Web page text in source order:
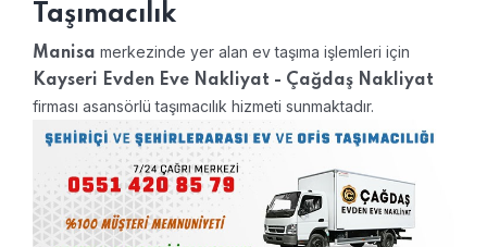
Taşımacılık
Manisa merkezinde yer alan ev taşıma işlemleri için
Kayseri Evden Eve Nakliyat - Çağdaş Nakliyat
firması asansörlü taşımacılık hizmeti sunmaktadır.